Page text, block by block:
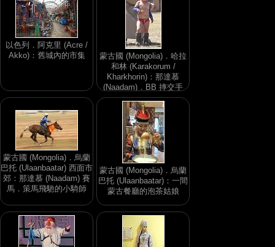
以色列．阿克里 (Acre /
Akko)：舊城內的市集
蒙古國 (Mongolia)．哈拉
和林 (Karakorum /
Kharkhorin)：那達慕
(Naadam)．BB 摔交手
蒙古國 (Mongolia)．烏蘭
巴托 (Ulaanbaatar) 西面市
郊：那達慕 (Naadam) 賽
馬．策馬飛馳的小騎師
蒙古國 (Mongolia)．烏蘭
巴托 (Ulaanbaatar)：一間
蒙古餐廳的泡茶姑娘